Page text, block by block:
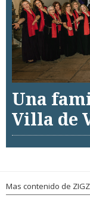
Una
Villa de
Mas contenido de